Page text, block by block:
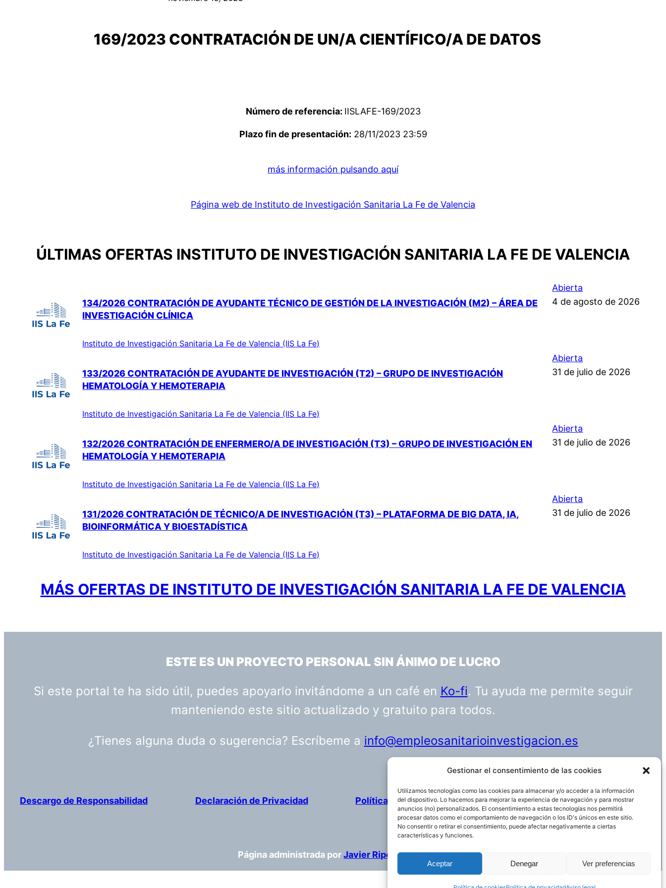
Gestionar el consentimiento de las cookies
Utilizamos tecnologías como las cookies para almacenar y/o acceder a la información
del dispositivo. Lo hacemos para mejorar la experiencia de navegación y para mostrar
anuncios (no) personalizados. El consentimiento a estas tecnologías nos permitirá
procesar datos como el comportamiento de navegación o los ID's únicos en este sitio.
No consentir o retirar el consentimiento, puede afectar negativamente a ciertas
características y funciones.
Aceptar Denegar Ver preferencias
169/2023 CONTRATACIÓN DE UN/A CIENTÍFICO/A DE DATOS
Número de referencia: IISLAFE-169/2023
Plazo fin de presentación: 28/11/2023 23:59
más información pulsando aquí
Página web de Instituto de Investigación Sanitaria La Fe de Valencia
ÚLTIMAS OFERTAS INSTITUTO DE INVESTIGACIÓN SANITARIA LA FE DE VALENCIA
134/2026 CONTRATACIÓN DE AYUDANTE TÉCNICO DE GESTIÓN DE LA INVESTIGACIÓN (M2) – ÁREA DE
INVESTIGACIÓN CLÍNICA
Instituto de Investigación Sanitaria La Fe de Valencia (IIS La Fe)
Abierta
4 de agosto de 2026
133/2026 CONTRATACIÓN DE AYUDANTE DE INVESTIGACIÓN (T2) – GRUPO DE INVESTIGACIÓN
HEMATOLOGÍA Y HEMOTERAPIA
Instituto de Investigación Sanitaria La Fe de Valencia (IIS La Fe)
Abierta
31 de julio de 2026
132/2026 CONTRATACIÓN DE ENFERMERO/A DE INVESTIGACIÓN (T3) – GRUPO DE INVESTIGACIÓN EN
HEMATOLOGÍA Y HEMOTERAPIA
Instituto de Investigación Sanitaria La Fe de Valencia (IIS La Fe)
Abierta
31 de julio de 2026
131/2026 CONTRATACIÓN DE TÉCNICO/A DE INVESTIGACIÓN (T3) – PLATAFORMA DE BIG DATA, IA,
BIOINFORMÁTICA Y BIOESTADÍSTICA
Instituto de Investigación Sanitaria La Fe de Valencia (IIS La Fe)
Abierta
31 de julio de 2026
MÁS OFERTAS DE INSTITUTO DE INVESTIGACIÓN SANITARIA LA FE DE VALENCIA
ESTE ES UN PROYECTO PERSONAL SIN ÁNIMO DE LUCRO
Si este portal te ha sido útil, puedes apoyarlo invitándome a un café en Ko-fi. Tu ayuda me permite seguir
manteniendo este sitio actualizado y gratuito para todos.
¿Tienes alguna duda o sugerencia? Escríbeme a info@empleosanitarioinvestigacion.es
Descargo de Responsabilidad Declaración de Privacidad Política de cookies Funciona gracias aWordPress
Página administrada porJavier Ripoll